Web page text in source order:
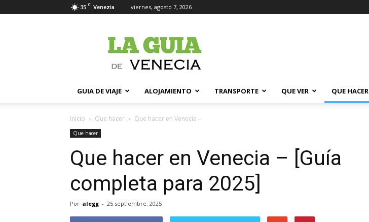
35 C Venezia viernes, agosto 7, 2026
Guia
Venecia
GUIA DE VIAJE ALOJAMIENTO TRANSPORTE QUE VER QUE HACER
Inicio Que hacer Que hacer en Venecia –
Que hacer
Que hacer en Venecia – [Guía
completa para 2025]
Por alegg - 25 septiembre, 2025